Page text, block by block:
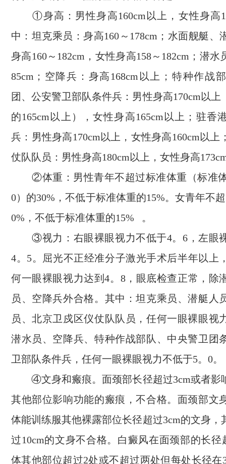
①身高：男性身高160cm以上，女性身高
中：坦克乘员：身高160～178cm；水面舰艇、
身高160～182cm，女性身高158～182cm；潜水
85cm；空降兵：身高168cm以上；特种作战
团、公安警卫部队条件兵：男性身高170cm以上
的165cm以上），女性身高165cm以上；驻香
兵：男性身高170cm以上，女性身高160cm以上
仗队队员：男性身高180cm以上，女性身高
②体重：男性青年不超过标准体重（标准体
0）的30%，不低于标准体重的15%。女青年不
0%，不低于标准体重的15% 。
③视力：右眼裸眼视力不低于4。6，左眼
4。5。屈光不正经准分子激光手术后半年以上
何一眼裸眼视力达到4。8，眼底检查正常，除
员、空降兵外合格。其中：坦克乘员、潜艇人
员、北京卫戍区仪仗队队员，任何一眼裸眼视
潜水员、空降兵、特种作战部队、中央警卫团
卫部队条件兵，任何一眼裸眼视力不低于5。0。
④文身和瘢痕。面颈部长径超过3cm或者影
其他部位影响功能的瘢痕，不合格。面颈部文
体能训练服其他裸露部位长径超过3cm的文身，
过10cm的文身不合格。白癜风在面颈部的长径
体其他部位超过2处或不超过两处但每处长径在